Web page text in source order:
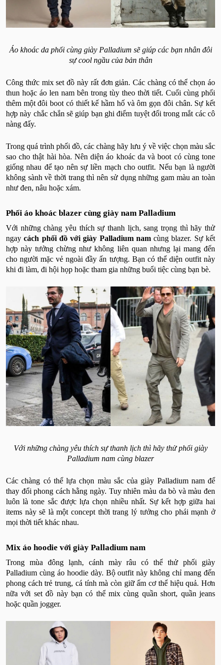
Áo khoác da phối cùng giày Palladium sẽ giúp các bạn nhân đôi
sự cool ngầu của bản thân
Công thức mix set đồ này rất đơn giản. Các chàng có thể chọn áo
thun hoặc áo len nam bên trong tùy theo thời tiết. Cuối cùng phối
thêm một đôi boot có thiết kế hầm hố và ôm gọn đôi chân. Sự kết
hợp này chắc chắn sẽ giúp bạn ghi điểm tuyệt đối trong mắt các cô
nàng đấy.
Trong quá trình phối đồ, các chàng hãy lưu ý về việc chọn màu sắc
sao cho thật hài hòa. Nên diện áo khoác da và boot có cùng tone
giống nhau để tạo nên sự liền mạch cho outfit. Nếu bạn là người
không sành về thời trang thì nên sử dụng những gam màu an toàn
như đen, nâu hoặc xám.
Phối áo khoác blazer cùng giày nam Palladium
Với những chàng yêu thích sự thanh lịch, sang trọng thì hãy thử
ngaycách phối đồ với giày Palladium namcùng blazer. Sự kết
hợp này tưởng chừng như không liên quan nhưng lại mang đến
cho người mặc vẻ ngoài đầy ấn tượng. Bạn có thể diện outfit này
khi đi làm, đi hội họp hoặc tham gia những buổi tiệc cùng bạn bè.
Với những chàng yêu thích sự thanh lịch thì hãy thử phối giày
Palladium nam cùng blazer
Các chàng có thể lựa chọn màu sắc của giày Palladium nam để
thay đổi phong cách hằng ngày. Tuy nhiên màu da bò và màu đen
luôn là tone sắc được lựa chọn nhiều nhất. Sự kết hợp giữa hai
items này sẽ là một concept thời trang lý tưởng cho phái mạnh ở
mọi thời tiết khác nhau.
Mix áo hoodie với giày Palladium nam
Trong mùa đông lạnh, cánh mày râu có thể thử phối giày
Palladium cùng áo hoodie dày. Bộ outfit này không chỉ mang đến
phong cách trẻ trung, cá tính mà còn giữ ấm cơ thể hiệu quả. Hơn
nữa với set đồ này bạn có thể mix cùng quần short, quần jeans
hoặc quần jogger.